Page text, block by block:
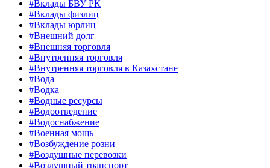
#Вклады БВУ РК
#Вклады физлиц
#Вклады юрлиц
#Внешний долг
#Внешняя торговля
#Внутренняя торговля
#Внутренняя торговля в Казахстане
#Вода
#Водка
#Водные ресурсы
#Водоотведение
#Водоснабжение
#Военная мощь
#Возбуждение розни
#Воздушные перевозки
#Воздушный транспорт